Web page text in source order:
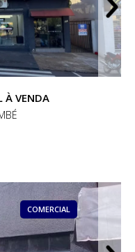
À VENDA
COMERCIAL